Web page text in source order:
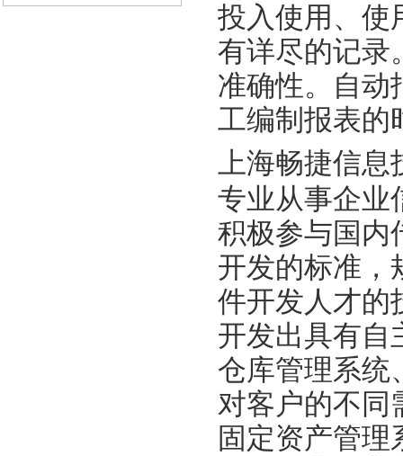
投入使用、使
有详尽的记录
准确性。自动
工编制报表的
上海畅捷信息
专业从事企业
积极参与国内
开发的标准，
件开发人才的
开发出具有自
仓库管理系统
对客户的不同
固定资产管